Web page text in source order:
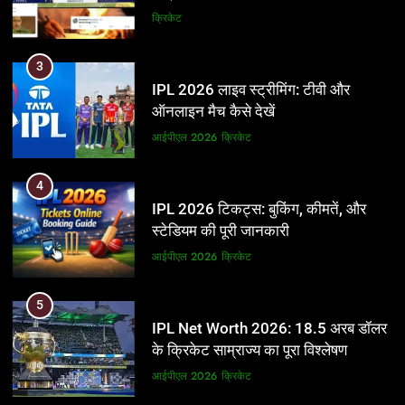
और BCCI पर लगाए गंभीर आरोप
क्रिकेट
3
IPL 2026 लाइव स्ट्रीमिंग: टीवी और
ऑनलाइन मैच कैसे देखें
आईपीएल 2026 क्रिकेट
4
IPL 2026 टिकट्स: बुकिंग, कीमतें, और
स्टेडियम की पूरी जानकारी
आईपीएल 2026 क्रिकेट
5
IPL Net Worth 2026: 18.5 अरब डॉलर
के क्रिकेट साम्राज्य का पूरा विश्लेषण
आईपीएल 2026 क्रिकेट